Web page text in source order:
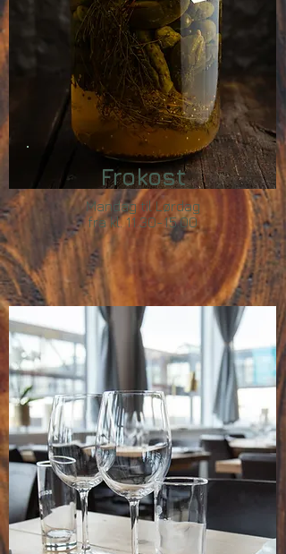
Frokost
Mandag til Lørdag
fra kl.11.30-15.00